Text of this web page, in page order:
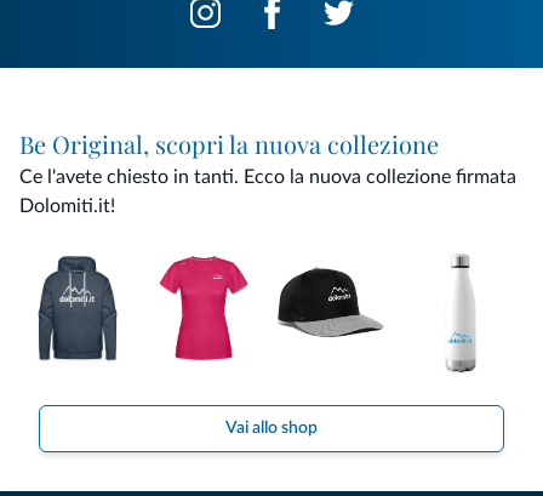
Be Original, scopri la nuova collezione
Ce l'avete chiesto in tanti. Ecco la nuova collezione firmata
Dolomiti.it!
Vai allo shop